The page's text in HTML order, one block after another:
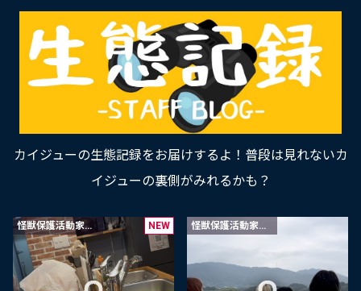
カイジューの生態記録をお届けするよ！普段は見れないカ
イジューの裏側がみれるかも？
NEW
怪獣保護活動家限定 怪獣保護活動家限定